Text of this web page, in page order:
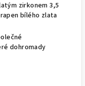
zirkonem 3,5
bílého zlata
dohromady